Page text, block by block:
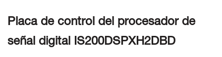
Placa de control del procesador de
señal digital IS200DSPXH2DBD